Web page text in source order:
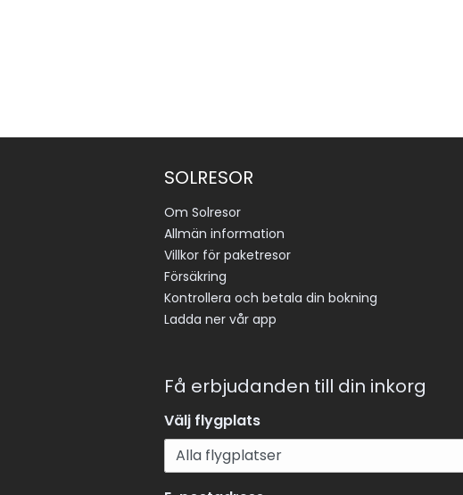
SOLRESOR
Om Solresor
Allmän information
Villkor för paketresor
Försäkring
Kontrollera och betala din bokning
Ladda ner vår app
Få erbjudanden till din inkorg
Välj flygplats